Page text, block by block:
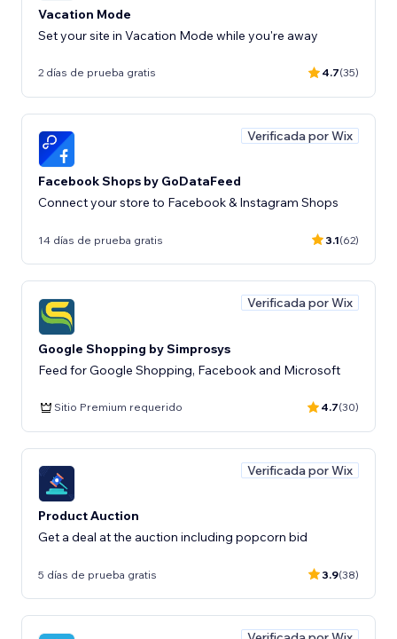
Vacation Mode
Set your site in Vacation Mode while you're away
2 días de prueba gratis 4.7(35)
Verificada por Wix
Facebook Shops by GoDataFeed
Connect your store to Facebook & Instagram Shops
14 días de prueba gratis 3.1(62)
Verificada por Wix
Google Shopping by Simprosys
Feed for Google Shopping, Facebook and Microsoft
Sitio Premium requerido 4.7(30)
Verificada por Wix
Product Auction
5 días de prueba gratis 3.9(38)